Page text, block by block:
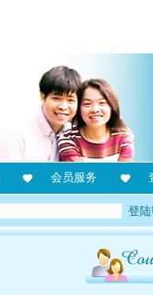
会员服务
登